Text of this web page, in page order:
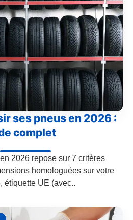
ses pneus en 2026 :
complet
2026 repose sur 7 critères
homologuées sur votre
étiquette UE (avec..